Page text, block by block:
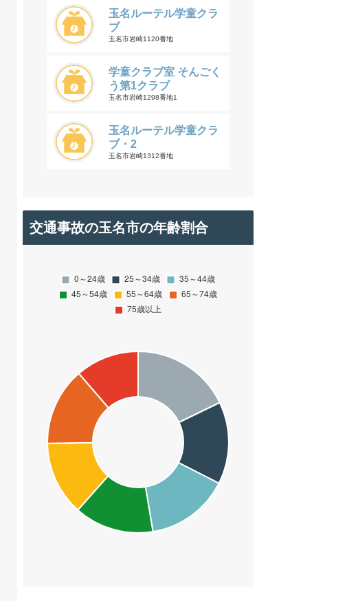
玉名ルーテル学童クラ
ブ
玉名市岩崎1120番地
学童クラブ室 そんごく
う第1クラブ
玉名市岩崎1298番地1
玉名ルーテル学童クラ
ブ・2
玉名市岩崎1312番地
交通事故の玉名市の年齢割合